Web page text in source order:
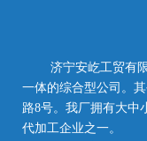
济宁安屹工贸有限
一体的综合型公司。
路8号。我厂拥有大中
代加工企业之一。